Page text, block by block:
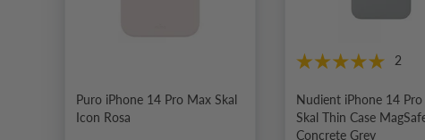
Puro iPhone 14 Pro Max Skal
Icon Rosa
2
Nudient iPhone 14
Skal Thin Case
Concrete Grey